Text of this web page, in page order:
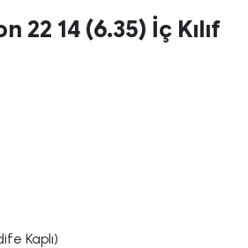
22 14 (6.35) İç Kılıf
Kaplı)